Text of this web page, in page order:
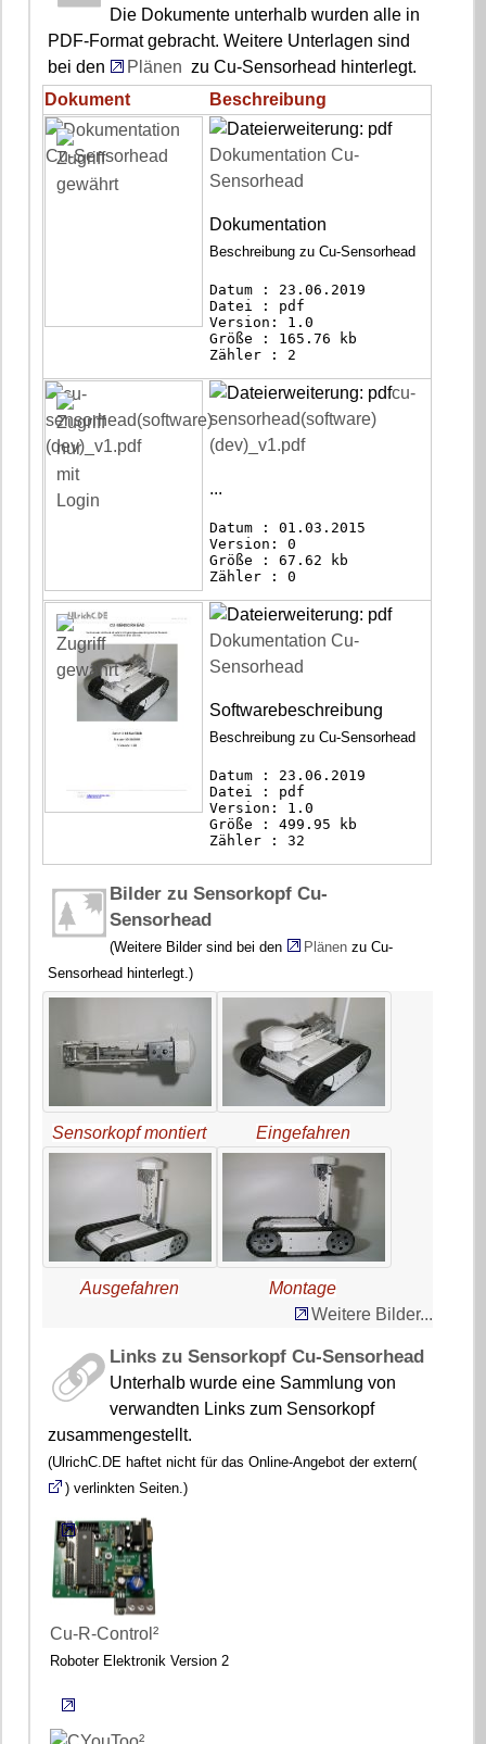
Die Dokumente unterhalb wurden alle in
PDF-Format gebracht. Weitere Unterlagen sind
bei den
Plänen zu Cu-Sensorhead hinterlegt.
Dokument
Beschreibung
Dokumentation Cu-
Sensorhead
Dokumentation
Beschreibung zu Cu-Sensorhead
Datum : 23.06.2019
Datei : pdf
Version: 1.0
Größe : 165.76 kb
Zähler : 2
cu-
sensorhead(software)
(dev)_v1.pdf
...
Datum : 01.03.2015
Version: 0
Größe : 67.62 kb
Zähler : 0
Dokumentation Cu-
Sensorhead
Softwarebeschreibung
Beschreibung zu Cu-Sensorhead
Datum : 23.06.2019
Datei : pdf
Version: 1.0
Größe : 499.95 kb
Zähler : 32
Bilder zu Sensorkopf Cu-
Sensorhead
(Weitere Bilder sind bei den Plänen zu Cu-
Sensorhead hinterlegt.)
Sensorkopf montiert Eingefahren
Ausgefahren
Montage
Weitere Bilder...
Links zu Sensorkopf Cu-Sensorhead
Unterhalb wurde eine Sammlung von
verwandten Links zum Sensorkopf
zusammengestellt.
(UlrichC.DE haftet nicht für das Online-Angebot der extern(
) verlinkten Seiten.)
Cu-R-Control²
Roboter Elektronik Version 2